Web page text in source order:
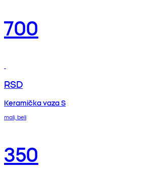
700
RSD
Keramička vaza S
mali, beli
350